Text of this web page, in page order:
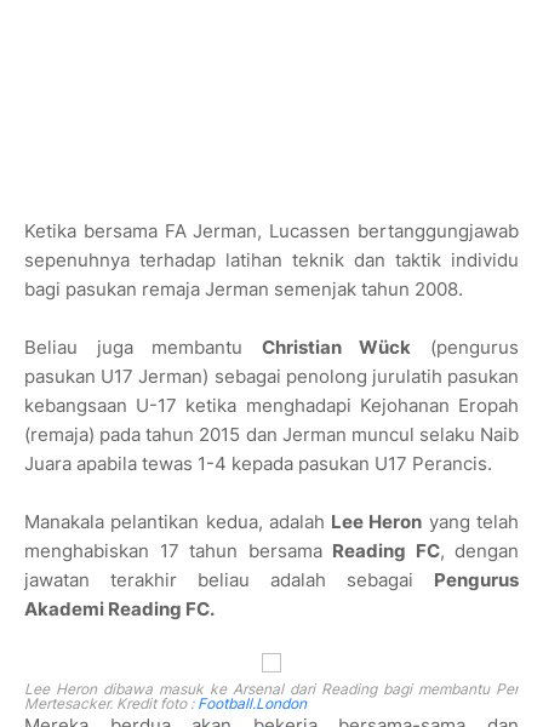
Ketika bersama FA Jerman, Lucassen bertanggungjawab
sepenuhnya terhadap latihan teknik dan taktik individu
bagi pasukan remaja Jerman semenjak tahun 2008.
Beliau juga membantu Christian Wück (pengurus
pasukan U17 Jerman) sebagai penolong jurulatih pasukan
kebangsaan U-17 ketika menghadapi Kejohanan Eropah
(remaja) pada tahun 2015 dan Jerman muncul selaku Naib
Juara apabila tewas 1-4 kepada pasukan U17 Perancis.
Manakala pelantikan kedua, adalah Lee Heron yang telah
menghabiskan 17 tahun bersama Reading FC, dengan
jawatan terakhir beliau adalah sebagai Pengurus
Akademi Reading FC.
Lee Heron dibawa masuk ke Arsenal dari Reading bagi membantu Per
Mertesacker. Kredit foto : Football.London